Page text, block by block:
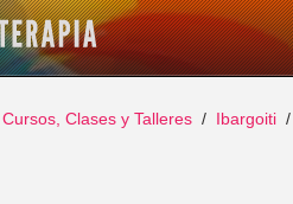
Cursos, Clases y Talleres Ibargoiti